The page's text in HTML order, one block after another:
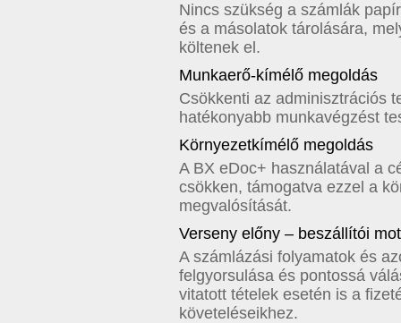
Nincs szükség a számlák
és a másolatok tárolására,
költenek el.
Munkaerő-kímélő megoldás
Csökkenti az adminisztrációs
hatékonyabb munkavégzést
Környezetkímélő megoldás
A BX eDoc+ használatával a
csökken, támogatva ezzel a
megvalósítását.
Verseny előny – beszállítói
A számlázási folyamatok és
felgyorsulása és pontossá
vitatott tételek esetén is a
követeléseikhez.